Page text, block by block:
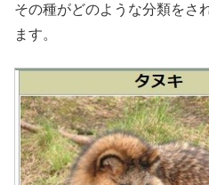
その種がどのような分類をさ
ます。